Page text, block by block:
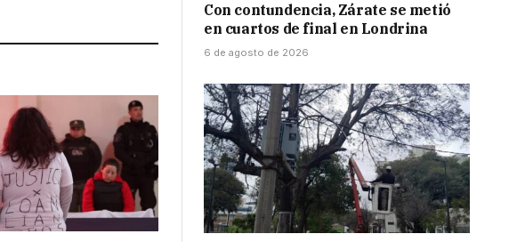
Con contundencia, Zárate se metió
en cuartos de final en Londrina
6 de agosto de 2026